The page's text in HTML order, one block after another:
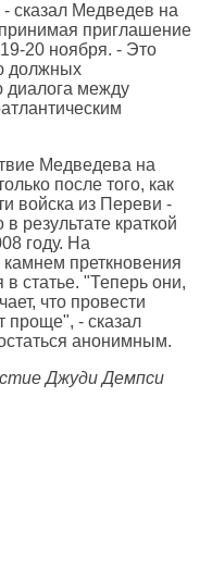
сказал Медведев на
приглашение
20 ноября. - Это
должных
диалога между
Медведева на
после того, как
войска из Переви -
в результате краткой
году. На
преткновения
в статье. "Теперь они,
что провести
- сказал
анонимным.
Джуди Демпси